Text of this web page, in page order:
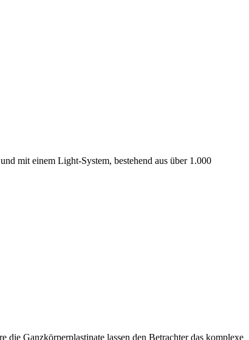
mit einem Light-System, bestehend aus über 1.000
die Ganzkörperplastinate lassen den Betrachter das komplexe